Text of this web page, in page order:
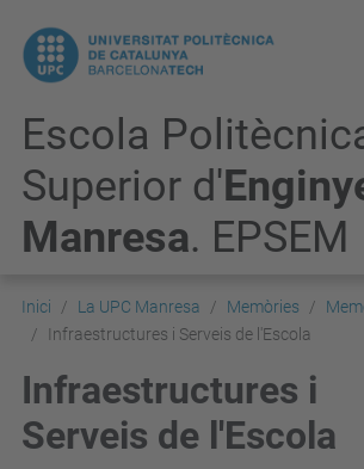
Escola
Superior d'
Manresa. EPSEM
Inici La UPC Manresa Memòries
Infraestructures i Serveis de l'Escola
Infraestructures i
Serveis de l'Escola